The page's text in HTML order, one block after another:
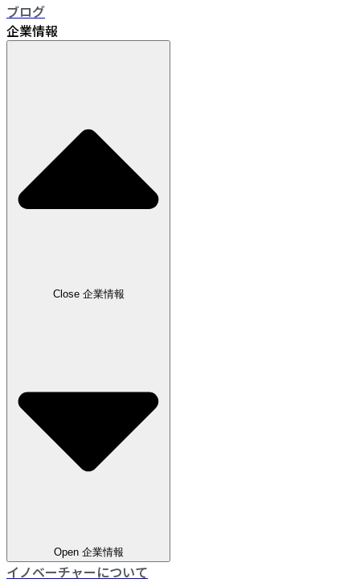
ブログ
企業情報
Close 企業情報
Open 企業情報
イノベーチャーについて